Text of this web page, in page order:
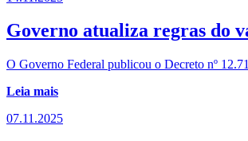
Governo atualiza regras do
O Governo Federal publicou o Decreto nº
Leia mais
07.11.2025